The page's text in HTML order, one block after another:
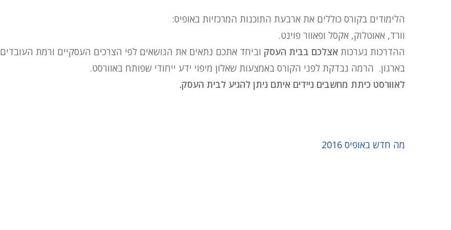
הלימודים בקורס כוללים את ארבעת התוכנות המרכזיות באופיס:
וורד, אאוטלוק, אקסל ופאוור פוינט.
ההדרכות נערכות אצלכם בבית העסק וביחד אתכם נתאים את הנושאים לפי הצרכים העסקיים ורמת העובדים
בארגון. הרמה נבדקת לפני הקורס באמצעות שאלון מיפוי ידע ייחודי שפותח באוורסט.
לאוורסט כיתת מחשבים ניידים איתם ניתן להגיע לבית העסק.
מה חדש באופיס 2016